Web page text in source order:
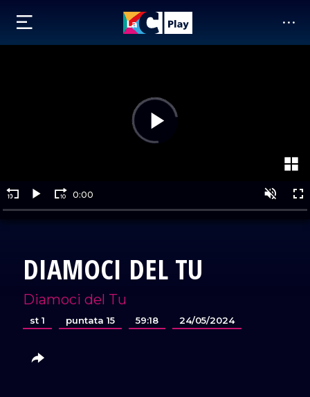
DIAMOCI DEL TU
Diamoci del Tu
st 1 puntata 15 59:18 24/05/2024